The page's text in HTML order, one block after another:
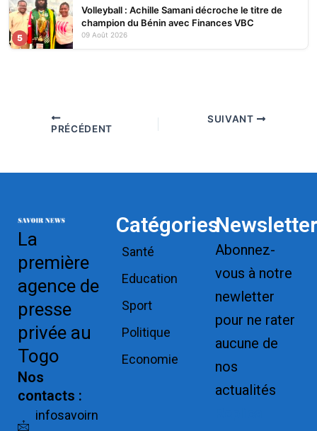
5
Volleyball : Achille Samani décroche le titre de
champion du Bénin avec Finances VBC
09 Août 2026
PRÉCÉDENT
SUIVANT
La
première
agence de
presse
privée au
Togo
Nos
contacts :
infosavoirn
Catégories
Santé
Education
Sport
Politique
Economie
Newsletter
Abonnez-
vous à notre
newletter
pour ne rater
aucune de
nos
actualités